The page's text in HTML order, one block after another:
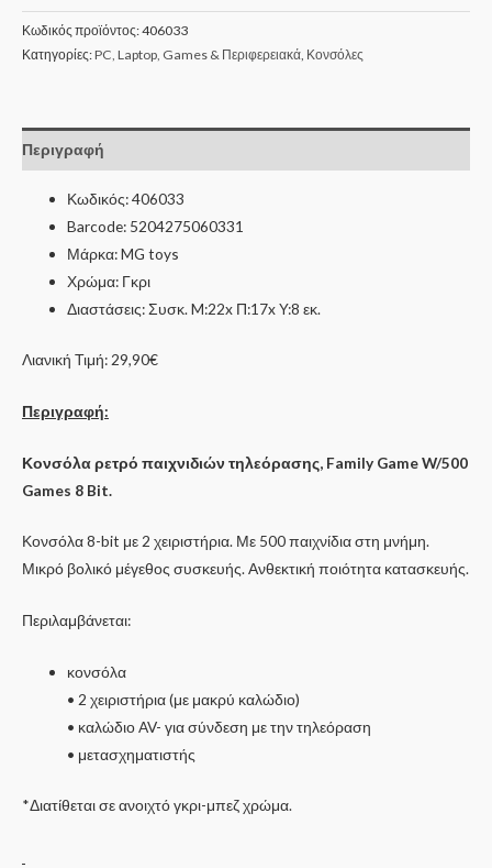
Κωδικός προϊόντος:406033
Κατηγορίες:PC, Laptop, Games & Περιφερειακά, Κονσόλες
Περιγραφή
Κωδικός: 406033
Barcode: 5204275060331
Μάρκα: MG toys
Χρώμα: Γκρι
Διαστάσεις: Συσκ. M:22x Π:17x Y:8 εκ.
Λιανική Τιμή: 29,90€
Περιγραφή:
Κονσόλα ρετρό παιχνιδιών τηλεόρασης, Family Game W/500
Games 8 Bit.
Κονσόλα 8-bit με 2 χειριστήρια. Με 500 παιχνίδια στη μνήμη.
Μικρό βολικό μέγεθος συσκευής. Ανθεκτική ποιότητα κατασκευής.
Περιλαμβάνεται:
κονσόλα
• 2 χειριστήρια (με μακρύ καλώδιο)
• καλώδιο AV- για σύνδεση με την τηλεόραση
• μετασχηματιστής
*Διατίθεται σε ανοιχτό γκρι-μπεζ χρώμα.